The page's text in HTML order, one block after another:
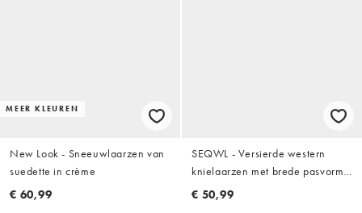
MEER KLEUREN
New Look - Sneeuwlaarzen van
suedette in crème
€ 60,99
SEQWL - Versierde western
knielaarzen met brede pasvorm
in crème micro
€ 50,99